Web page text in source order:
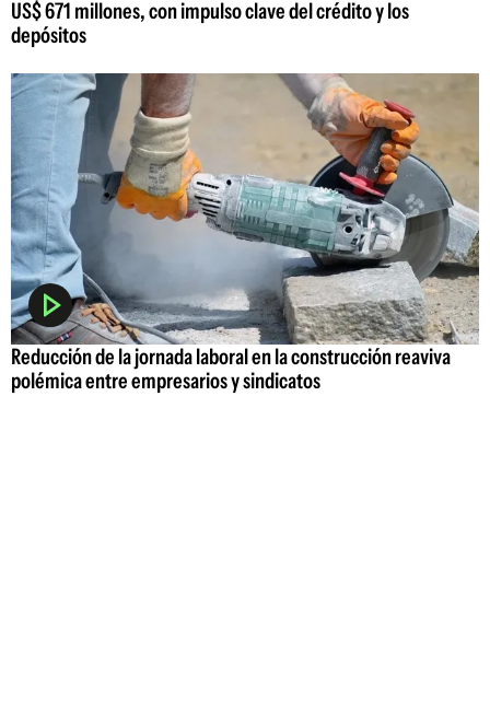
US$ 671 millones, con impulso clave del crédito y los
depósitos
Reducción de la jornada laboral en la construcción reaviva
polémica entre empresarios y sindicatos